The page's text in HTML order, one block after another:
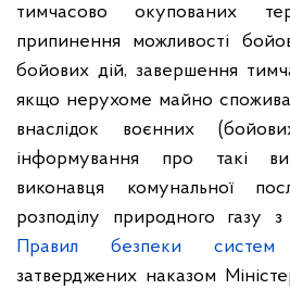
тимчасово окупованих
припинення можливості
бойових дій, завершення
якщо нерухоме майно
внаслідок воєнних
інформування про такі
виконавця комунальної
розподілу природного газу
Правил безпеки систем
затверджених наказом